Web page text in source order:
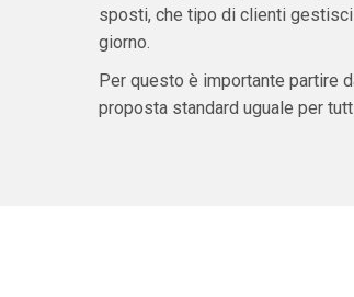
sposti, che tipo di clienti
giorno.
Per questo è importante partire
proposta standard uguale per